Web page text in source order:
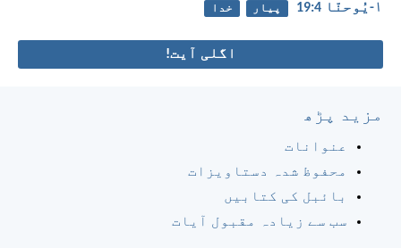
۱-یُوحنّا 4:‏19 پیار خدا
اگلی آیت!
مزید پڑھ
عنوانات
محفوظ شدہ دستاویزات
بائبل کی کتابیں
سب سے زیادہ مقبول آیات